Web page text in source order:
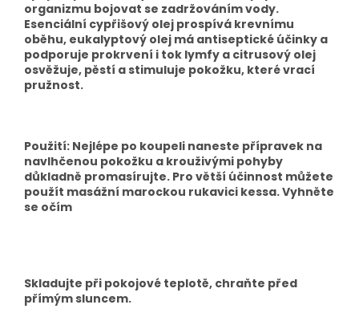
organizmu bojovat se zadržováním vody.
Esenciální cypřišový olej prospívá krevnímu
oběhu, eukalyptový olej má antiseptické účinky a
podporuje prokrvení i tok lymfy a citrusový olej
osvěžuje, pěstí a stimuluje pokožku, které vrací
pružnost.
Použití: Nejlépe po koupeli naneste přípravek na
navlhčenou pokožku a krouživými pohyby
důkladně promasírujte. Pro větší účinnost můžete
použít masážní marockou rukavici kessa. Vyhněte
se očím
Skladujte při pokojové teplotě, chraňte před
přímým sluncem.